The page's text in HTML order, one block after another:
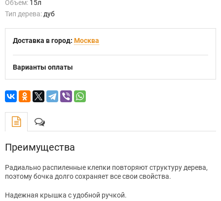
Объем: 15л
Тип дерева: дуб
Доставка в город: Москва
Варианты оплаты
Преимущества
Радиально распиленные клепки повторяют структуру дерева,
поэтому бочка долго сохраняет все свои свойства.
Надежная крышка с удобной ручкой.